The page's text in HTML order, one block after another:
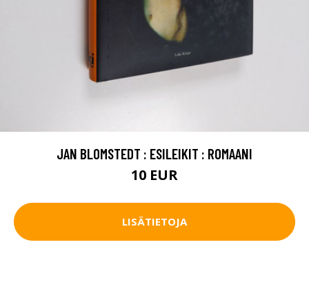
JAN BLOMSTEDT : ESILEIKIT : ROMAANI
10 EUR
LISÄTIETOJA